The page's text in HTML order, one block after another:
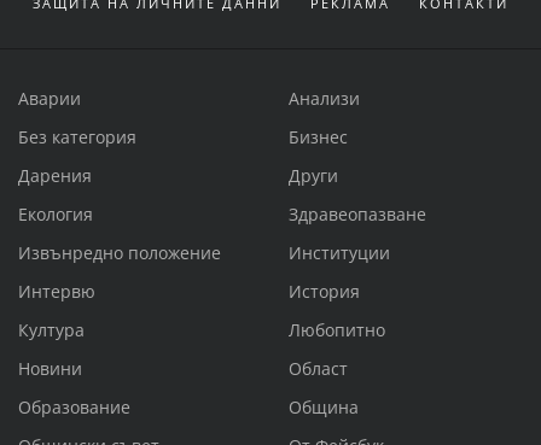
Аварии
Анализи
Без категория
Бизнес
Дарения
Други
Екология
Здравеопазване
Извънредно положение
Институции
Интервю
История
Култура
Любопитно
Новини
Област
Образование
Община